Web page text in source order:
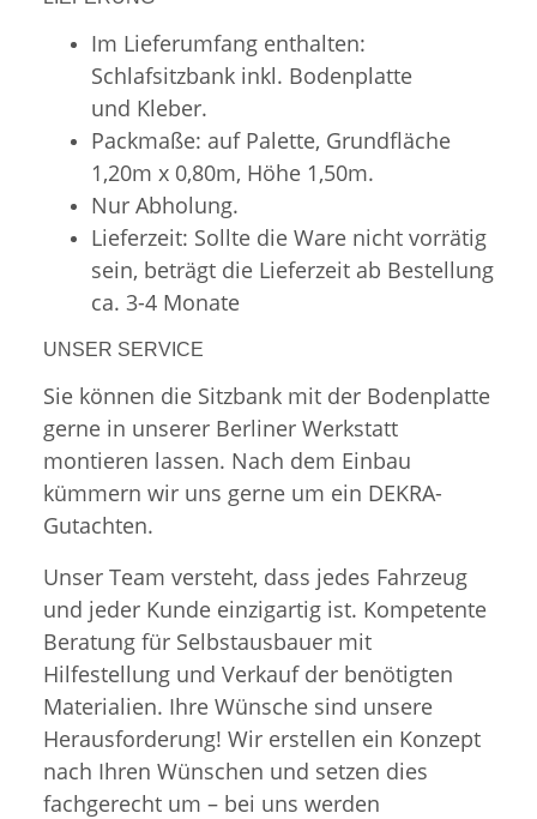
Im Lieferumfang enthalten:
Schlafsitzbank inkl. Bodenplatte
und Kleber.
Packmaße: auf Palette, Grundfläche
1,20m x 0,80m, Höhe 1,50m.
Nur Abholung.
Lieferzeit: Sollte die Ware nicht vorrätig
sein, beträgt die Lieferzeit ab Bestellung
ca. 3-4 Monate
UNSER SERVICE
Sie können die Sitzbank mit der Bodenplatte
gerne in unserer Berliner Werkstatt
montieren lassen. Nach dem Einbau
kümmern wir uns gerne um ein DEKRA-
Gutachten.
Unser Team versteht, dass jedes Fahrzeug
und jeder Kunde einzigartig ist. Kompetente
Beratung für Selbstausbauer mit
Hilfestellung und Verkauf der benötigten
Materialien. Ihre Wünsche sind unsere
Herausforderung! Wir erstellen ein Konzept
nach Ihren Wünschen und setzen dies
fachgerecht um – bei uns werden